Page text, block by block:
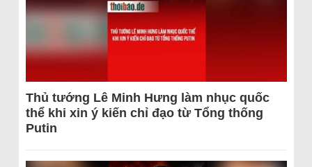
Thủ tướng Lê Minh Hưng làm nhục quốc
thể khi xin ý kiến chỉ đạo từ Tổng thống
Putin